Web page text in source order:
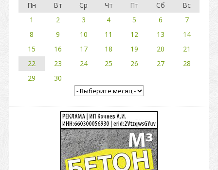
Пн
Вт Ср Чт Пт Сб
Вс
1
2 3 4 5 6
7
8
9 10 11 12 13
14
15
16 17 18 19 20
21
22
23 24 25 26 27
28
29
30